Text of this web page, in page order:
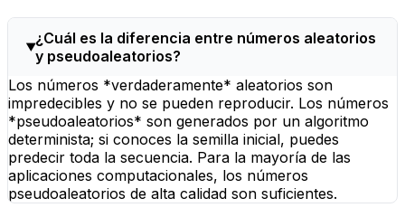
¿Cuál es la diferencia entre números aleatorios
y pseudoaleatorios?
Los números *verdaderamente* aleatorios son
impredecibles y no se pueden reproducir. Los números
*pseudoaleatorios* son generados por un algoritmo
determinista; si conoces la semilla inicial, puedes
predecir toda la secuencia. Para la mayoría de las
aplicaciones computacionales, los números
pseudoaleatorios de alta calidad son suficientes.